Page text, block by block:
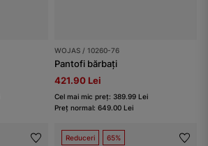
WOJAS / 10260-76
Pantofi bărbați
421.90 Lei
Cel mai mic preț: 389.99 Lei
Preț normal: 649.00 Lei
Reduceri 65%